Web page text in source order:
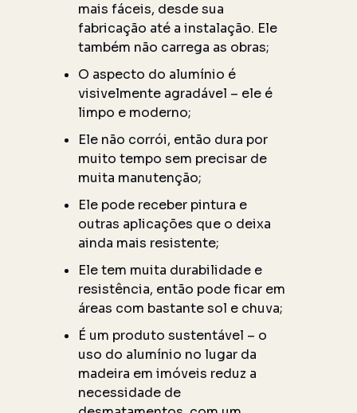
mais fáceis, desde sua
fabricação até a instalação. Ele
também não carrega as obras;
O aspecto do alumínio é
visivelmente agradável – ele é
limpo e moderno;
Ele não corrói, então dura por
muito tempo sem precisar de
muita manutenção;
Ele pode receber pintura e
outras aplicações que o deixa
ainda mais resistente;
Ele tem muita durabilidade e
resistência, então pode ficar em
áreas com bastante sol e chuva;
É um produto sustentável – o
uso do alumínio no lugar da
madeira em imóveis reduz a
necessidade de